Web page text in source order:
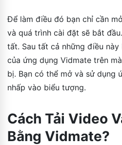
Để làm điều đó bạn chỉ cần
và quá trình cài đặt sẽ bắt
tất. Sau tất cả những điều
của ứng dụng Vidmate trên
bị. Bạn có thể mở và sử dụng
nhấp vào biểu tượng.
Cách Tải Video
Bằng Vidmate?